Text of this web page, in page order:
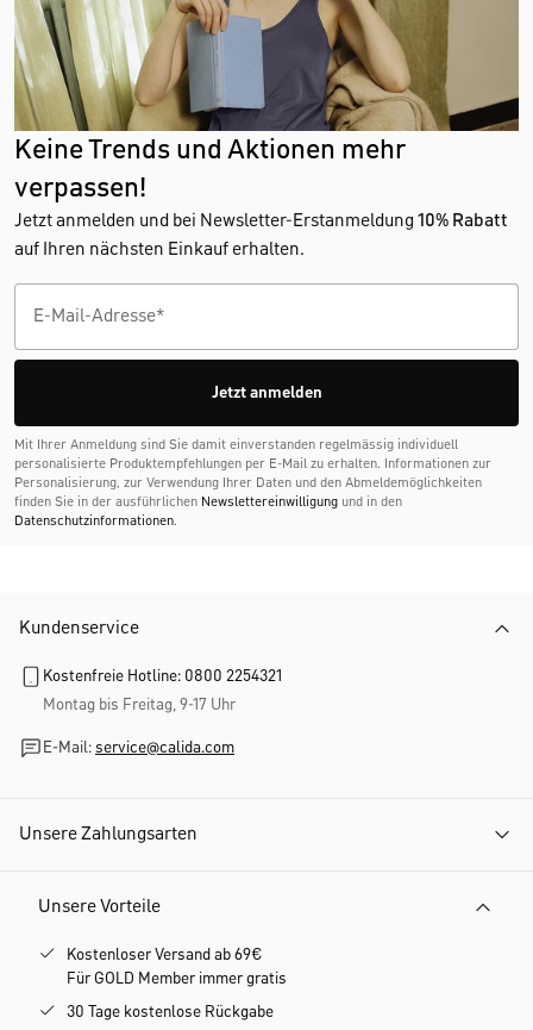
Keine Trends und Aktionen mehr
verpassen!
Jetzt anmelden und bei Newsletter-Erstanmeldung 10% Rabatt
auf Ihren nächsten Einkauf erhalten.
Jetzt anmelden
Mit Ihrer Anmeldung sind Sie damit einverstanden regelmässig individuell
personalisierte Produktempfehlungen per E-Mail zu erhalten. Informationen zur
Personalisierung, zur Verwendung Ihrer Daten und den Abmelde­möglichkeiten
finden Sie in der ausführlichen Newslettereinwilligung und in den
Datenschutzinformationen.
Kundenservice
Kostenfreie Hotline: 0800 2254321
Montag bis Freitag, 9-17 Uhr
E-Mail: service@calida.com
Unsere Zahlungsarten
Unsere Vorteile
Kostenloser Versand ab 69€
Für GOLD Member immer gratis
30 Tage kostenlose Rückgabe